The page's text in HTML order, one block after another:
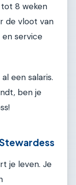
8 weken
de vloot van
en service
een salaris.
ben je
je leven. Je